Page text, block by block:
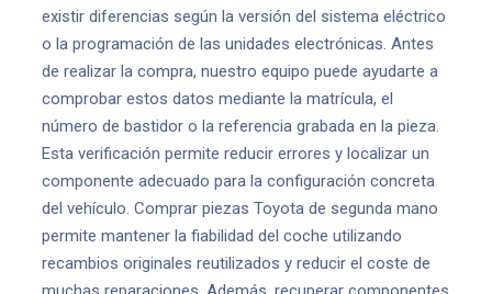
existir diferencias según la versión del sistema eléctrico
o la programación de las unidades electrónicas. Antes
de realizar la compra, nuestro equipo puede ayudarte a
comprobar estos datos mediante la matrícula, el
número de bastidor o la referencia grabada en la pieza.
Esta verificación permite reducir errores y localizar un
componente adecuado para la configuración concreta
del vehículo. Comprar piezas Toyota de segunda mano
permite mantener la fiabilidad del coche utilizando
recambios originales reutilizados y reducir el coste de